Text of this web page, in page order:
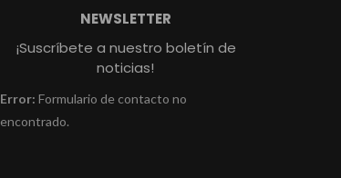
NEWSLETTER
¡Suscríbete a nuestro boletín de
noticias!
Error: Formulario de contacto no
encontrado.